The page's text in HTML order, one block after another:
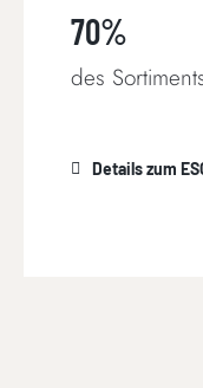
70%
des
Details zum